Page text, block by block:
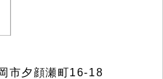
市夕顔瀬町16-18